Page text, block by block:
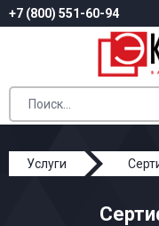
+7 (800) 551-60-94
Услуги